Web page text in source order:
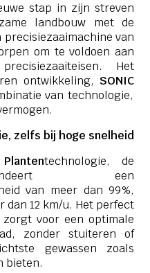
stap in zijn streven
landbouw met de
precisiezaaimachine van
om te voldoen aan
Het
ontwikkeling, SONIC
van technologie,
zelfs bij hoge snelheid
technologie, de
een
van meer dan 99%,
dan 12 km/u. Het perfect
zorgt voor een optimale
zonder stuiteren of
gewassen zoals
bieten.